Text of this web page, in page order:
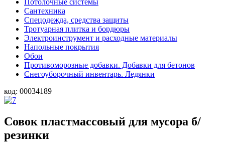
Потолочные системы
Сантехника
Спецодежда, средства защиты
Тротуарная плитка и бордюры
Электроинструмент и расходные материалы
Напольные покрытия
Обои
Противоморозные добавки. Добавки для бетонов
Снегоуборочный инвентарь. Ледянки
код: 00034189
Совок пластмассовый для мусора б/
резинки